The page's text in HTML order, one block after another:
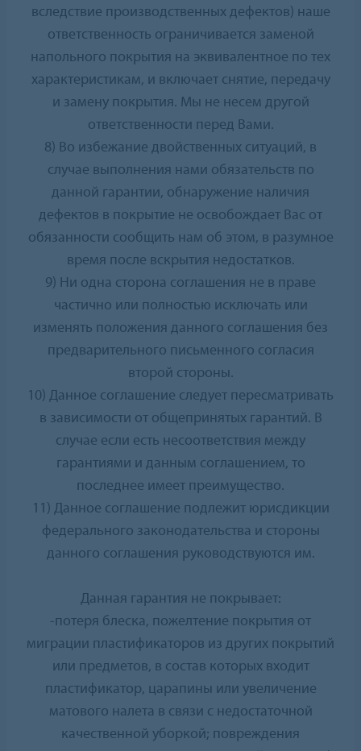
вследствие производственных дефектов) наше
ответственность ограничивается заменой
напольного покрытия на эквивалентное по тех
характеристикам, и включает снятие, передачу
и замену покрытия. Мы не несем другой
ответственности перед Вами.
8) Во избежание двойственных ситуаций, в
случае выполнения нами обязательств по
данной гарантии, обнаружение наличия
дефектов в покрытие не освобождает Вас от
обязанности сообщить нам об этом, в разумное
время после вскрытия недостатков.
9) Ни одна сторона соглашения не в праве
частично или полностью исключать или
изменять положения данного соглашения без
предварительного письменного согласия
второй стороны.
10) Данное соглашение следует пересматривать
в зависимости от общепринятых гарантий. В
случае если есть несоответствия между
гарантиями и данным соглашением, то
последнее имеет преимущество.
11) Данное соглашение подлежит юрисдикции
федерального законодательства и стороны
данного соглашения руководствуются им.
Данная гарантия не покрывает:
-потеря блеска, пожелтение покрытия от
миграции пластификаторов из других покрытий
или предметов, в состав которых входит
пластификатор, царапины или увеличение
матового налета в связи с недостаточной
качественной уборкой; повреждения